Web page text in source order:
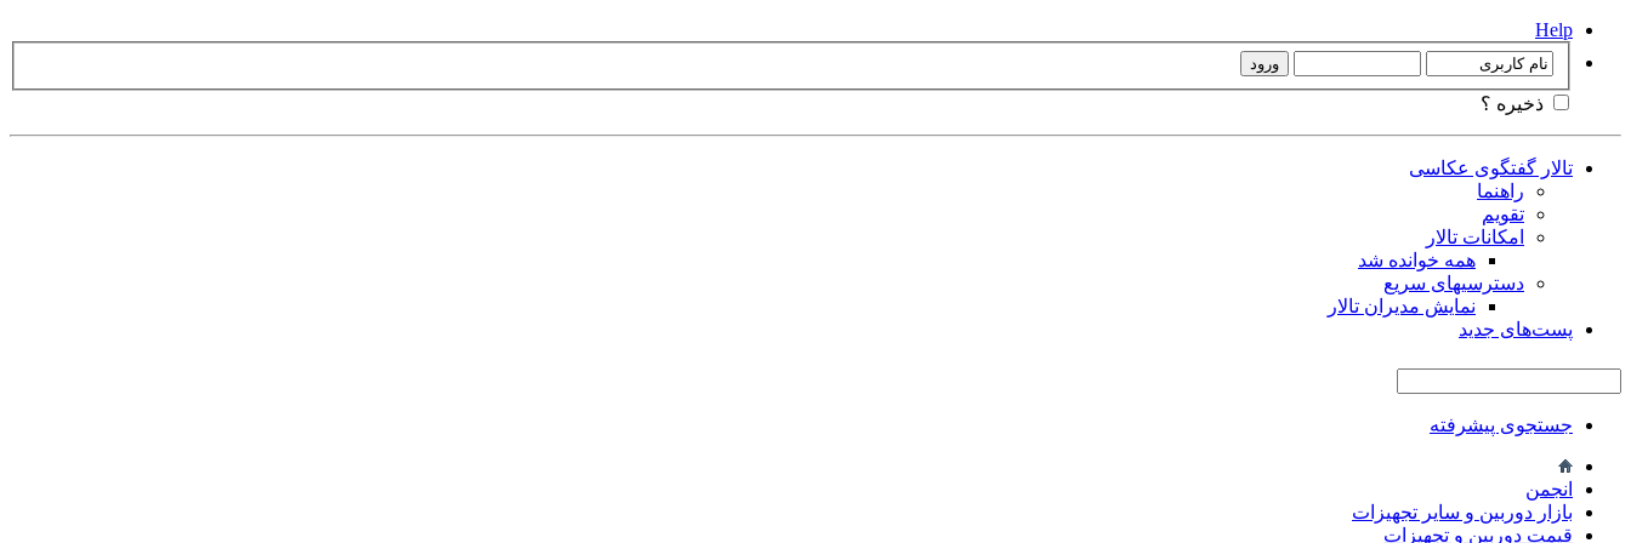
Help
ذخیره ؟
تالار گفتگوی عکاسی
راهنما
تقویم
امکانات تالار
همه خوانده شد
دسترسیهای سریع
نمایش مدیران تالار
پست‌های جدید
جستجوی پیشرفته
انجمن
بازار دوربین و سایر تجهیزات
قیمت دوربین و تجهیزات